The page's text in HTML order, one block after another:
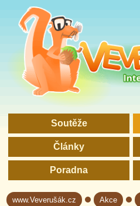
Soutěže
Články
Poradna
www.Veverušák.cz→ Akce→